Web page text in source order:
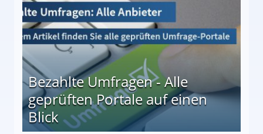
Bezahlte Umfragen - Alle
geprüften Portale auf einen
Blick